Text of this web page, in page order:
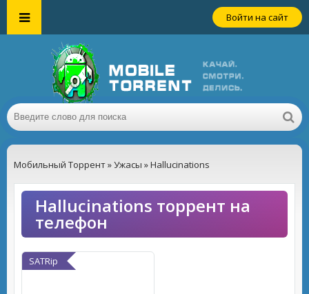
Войти на сайт
Мобильный Торрент»Ужасы » Hallucinations
Hallucinations торрент на
телефон
SATRip